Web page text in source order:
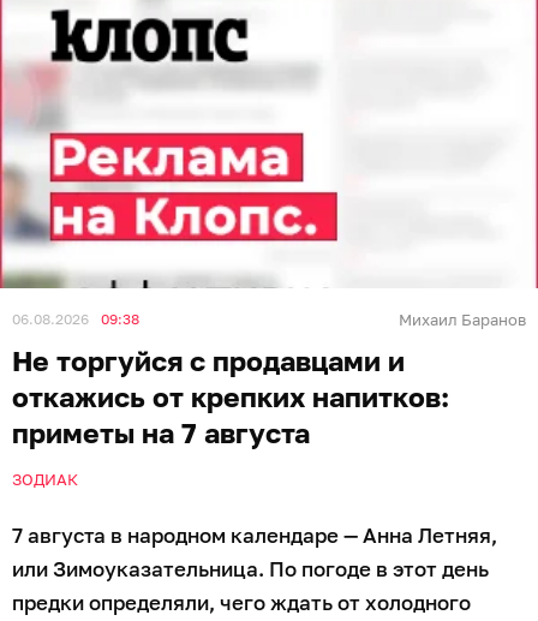
06.08.2026 09:38 Михаил Баранов
Не торгуйся с продавцами и
откажись от крепких напитков:
приметы на 7 августа
ЗОДИАК
7 августа в народном календаре — Анна Летняя,
или Зимоуказательница. По погоде в этот день
предки определяли, чего ждать от холодного